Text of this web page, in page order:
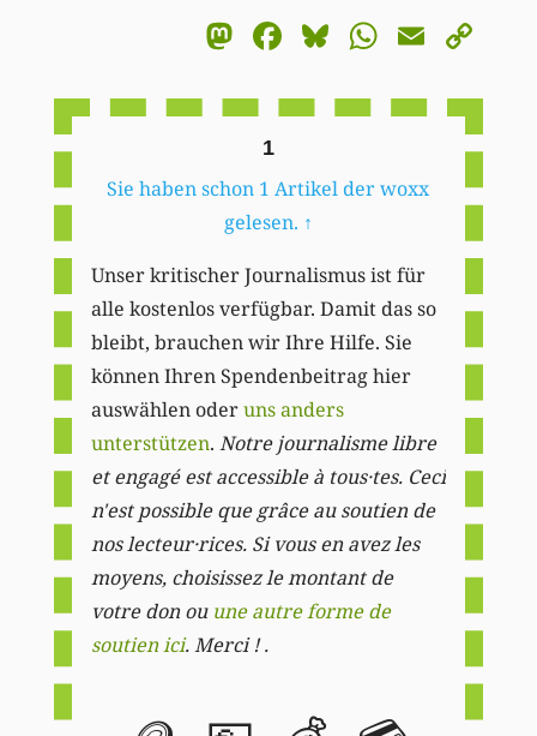
Mastodon
Facebook
BlueskyEmail
1
Sie haben schon 1 Artikel der woxx
gelesen. ↑
Unser kritischer Journalismus ist für
alle kostenlos verfügbar. Damit das so
bleibt, brauchen wir Ihre Hilfe. Sie
können Ihren Spendenbeitrag hier
auswählen oderuns anders
unterstützen. Notre journalisme libre
et engagé est accessible à tous·tes. Ceci
n'est possible que grâce au soutien de
nos lecteur·rices. Si vous en avez les
moyens, choisissez le montant de
votre don ou une autre forme de
soutien ici. Merci ! .